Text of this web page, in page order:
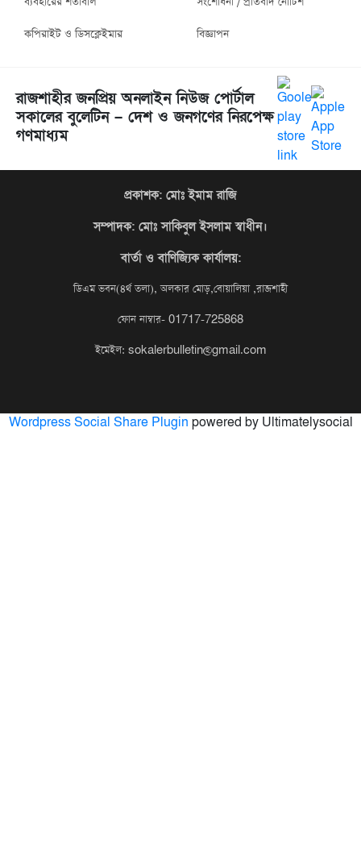
কপিরাইট ও ডিসক্লেইমার বিজ্ঞাপন
রাজশাহীর জনপ্রিয় অনলাইন নিউজ পোর্টাল
সকালের বুলেটিন – দেশ ও জনগণের নিরপেক্ষ
গণমাধ্যম
প্রকাশক: মোঃ ইমাম রাজি
সম্পাদক: মোঃ সাকিবুল ইসলাম স্বাধীন।
বার্তা ও বাণিজ্যিক কার্যালয়:
ডিএম ভবন(৪র্থ তলা), অলকার মোড়,বোয়ালিয়া ,রাজশাহী
ফোন নাম্বার- 01717-725868
ইমেইল: sokalerbulletin@gmail.com
Wordpress Social Share Plugin powered by Ultimatelysocial